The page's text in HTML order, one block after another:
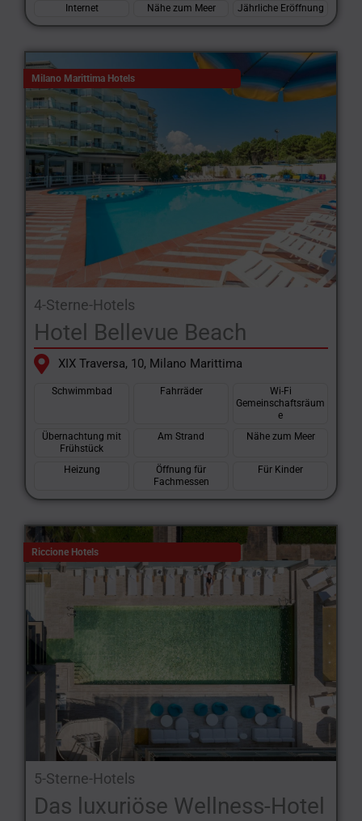
Internet Nähe zum Meer Jährliche Eröffnung
Milano Marittima Hotels
4-Sterne-Hotels
Hotel Bellevue Beach
XIX Traversa, 10, Milano Marittima
Schwimmbad Fahrräder
Wi-Fi
Gemeinschaftsräum
e
Übernachtung mit
Frühstück
Am Strand Nähe zum Meer
Heizung
Öffnung für
Fachmessen
Für Kinder
Riccione Hotels
5-Sterne-Hotels
Das luxuriöse Wellness-Hotel